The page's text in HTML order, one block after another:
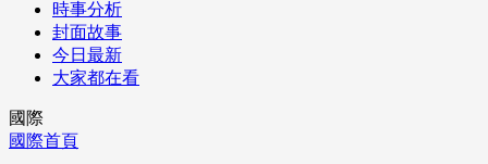
時事分析
封面故事
今日最新
大家都在看
國際
國際首頁